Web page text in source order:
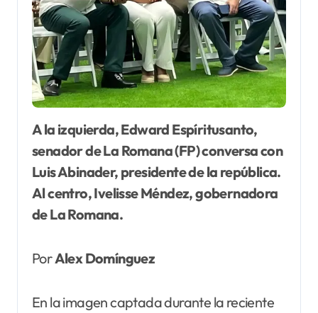
A la izquierda, Edward Espíritusanto,
senador de La Romana (FP) conversa con
Luis Abinader, presidente de la república.
Al centro, Ivelisse Méndez, gobernadora
de La Romana.
PorAlex Domínguez
En la imagen captada durante la reciente